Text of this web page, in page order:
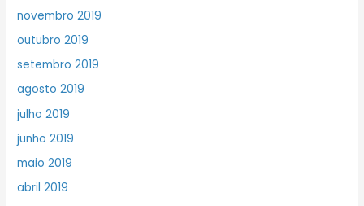
novembro 2019
outubro 2019
setembro 2019
agosto 2019
julho 2019
junho 2019
maio 2019
abril 2019